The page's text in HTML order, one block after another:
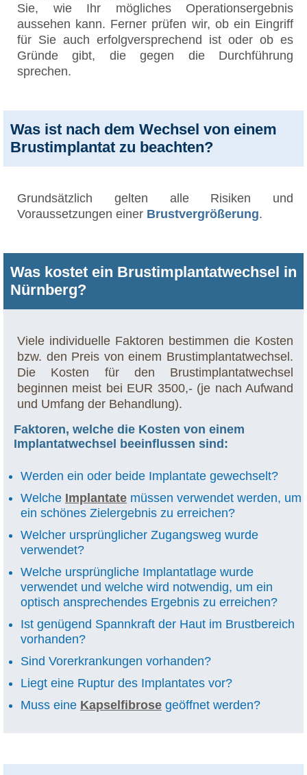
Sie, wie Ihr mögliches Operationsergebnis
aussehen kann. Ferner prüfen wir, ob ein Eingriff
für Sie auch erfolgversprechend ist oder ob es
Gründe gibt, die gegen die Durchführung
sprechen.
Was ist nach dem Wechsel von einem
Brustimplantat zu beachten?
Grundsätzlich gelten alle Risiken und
Voraussetzungen einer Brustvergrößerung.
Was kostet ein Brustimplantatwechsel in
Nürnberg?
Viele individuelle Faktoren bestimmen die Kosten
bzw. den Preis von einem Brustimplantatwechsel.
Die Kosten für den Brustimplantatwechsel
beginnen meist bei EUR 3500,- (je nach Aufwand
und Umfang der Behandlung).
Faktoren, welche die Kosten von einem
Implantatwechsel beeinflussen sind:
Werden ein oder beide Implantate gewechselt?
Welche Implantate müssen verwendet werden, um
ein schönes Zielergebnis zu erreichen?
Welcher ursprünglicher Zugangsweg wurde
verwendet?
Welche ursprüngliche Implantatlage wurde
verwendet und welche wird notwendig, um ein
optisch ansprechendes Ergebnis zu erreichen?
Ist genügend Spannkraft der Haut im Brustbereich
vorhanden?
Sind Vorerkrankungen vorhanden?
Liegt eine Ruptur des Implantates vor?
Muss eine Kapselfibrose geöffnet werden?